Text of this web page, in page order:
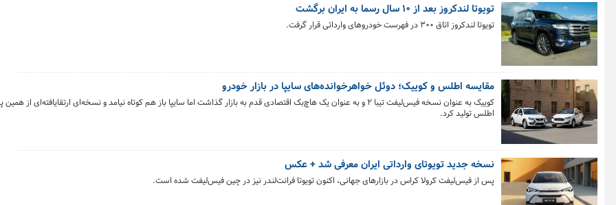
تویوتا لندکروز بعد از ۱۰ سال رسما به ایران برگشت
تویوتا لندکروز اتاق ۳۰۰ در فهرست خودروهای وارداتی قرار گرفت.
مقایسه اطلس و کوییک؛ دوئل خواهرخوانده‌های سایپا در بازار خودرو
کوییک به عنوان نسخه فیس‌لیفت تیبا ۲ و به عنوان یک هاچ‌بک اقتصادی قدم به بازار گذاشت اما سایپا باز هم کوتاه نیامد و نسخه‌ای ارتقایافته‌ای از
اطلس تولید کرد.
نسخه جدید تویوتای وارداتی ایران معرفی شد + عکس
پس از فیس‌لیفت کرولا کراس در بازارهای جهانی، اکنون تویوتا فرانت‌لندر نیز در چین فیس‌لیفت شده است.